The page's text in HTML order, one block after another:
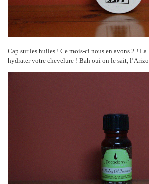
Cap sur les huiles ! Ce mois-ci nous en avons 2 !
hydrater votre chevelure ! Bah oui on le sait,